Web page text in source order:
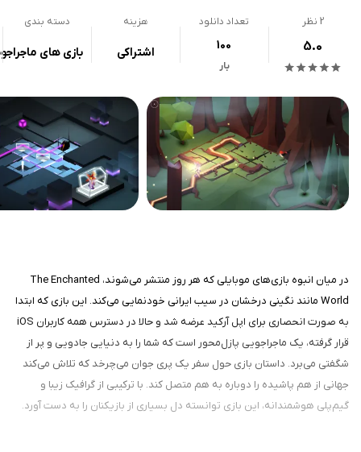
2 نظر
5.0
تعداد دانلود
100
بار
هزینه
اشتراکی
دسته بندی
بازی های
در میان انبوه بازی‌های موبایلی که هر روز منتشر می‌شوند، The Enchanted
World مانند نگینی درخشان در سیب ایرانی خودنمایی می‌کند. این بازی که ابتدا
به صورت انحصاری برای اپل آرکید عرضه شد و حالا در دسترس همه کاربران iOS
قرار گرفته، یک ماجراجویی پازل‌محور است که شما را به دنیایی جادویی و پر از
شگفتی می‌برد. داستان بازی حول سفر یک پری جوان می‌چرخد که تلاش می‌کند
جهانی از هم پاشیده را دوباره به هم متصل کند. با ترکیبی از گرافیک زیبا و
گیم‌پلی هوشمندانه، این بازی توانسته دل بسیاری از بازیکنان را به دست آورد.